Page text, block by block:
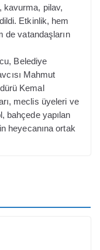
kavurma, pilav,
Etkinlik, hem
de vatandaşların
Belediye
Mahmut
Kemal
meclis üyeleri ve
bahçede yapılan
heyecanına ortak